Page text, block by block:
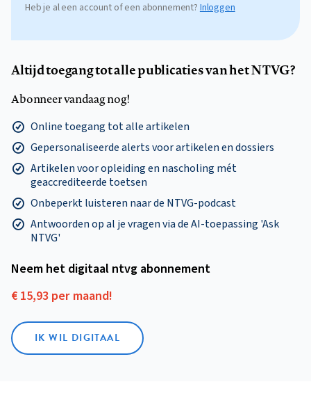
Heb je al een account of een abonnement?Inloggen
Altijd toegang tot alle publicaties van het NTVG?
Abonneer vandaag nog!
Online toegang tot alle artikelen
Gepersonaliseerde alerts voor artikelen en dossiers
Artikelen voor opleiding en nascholing mét
geaccrediteerde toetsen
Onbeperkt luisteren naar de NTVG-podcast
Antwoorden op al je vragen via de AI-toepassing 'Ask
NTVG'
Neem het digitaal ntvg abonnement
€ 15,93 per maand!
IK WIL DIGITAAL